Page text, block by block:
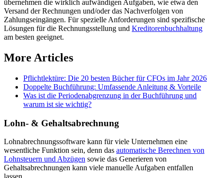
übernehmen die wirklich aufwändigen Aufgaben, wie etwa den
Versand der Rechnungen und/oder das Nachverfolgen von
Zahlungseingängen. Für spezielle Anforderungen sind spezifische
Lösungen für die Rechnungsstellung und Kreditorenbuchhaltung
am besten geeignet.
More Articles
Pflichtlektüre: Die 20 besten Bücher für CFOs im Jahr 2026
Doppelte Buchführung: Umfassende Anleitung & Vorteile
Was ist die Periodenabgrenzung in der Buchführung und
warum ist sie wichtig?
Lohn- & Gehaltsabrechnung
Lohnabrechnungssoftware kann für viele Unternehmen eine
wesentliche Funktion sein, denn das automatische Berechnen von
Lohnsteuern und Abzügen sowie das Generieren von
Gehaltsabrechnungen kann viele manuelle Aufgaben entfallen